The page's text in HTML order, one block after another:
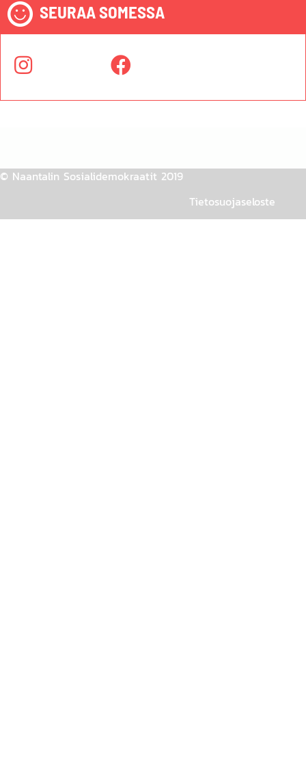
SEURAA SOMESSA
© Naantalin Sosialidemokraatit 2019
Tietosuojaseloste